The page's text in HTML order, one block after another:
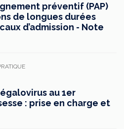
préventif (PAP)
de longues durées
d’admission - Note
au 1er
: prise en charge et